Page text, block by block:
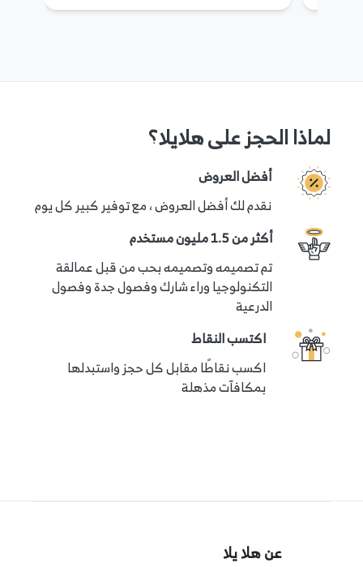
لماذا الحجز على هلايلا؟
أفضل العروض
نقدم لك أفضل العروض ، مع توفير كبير كل يوم
أكثر من 1.5 مليون مستخدم
تم تصميمه وتصميمه بحب من قبل عمالقة
التكنولوجيا وراء شارك وفصول جدة وفصول
الدرعية
اكتسب النقاط
اكسب نقاطًا مقابل كل حجز واستبدلها
بمكافآت مذهلة
عن هلا يلا